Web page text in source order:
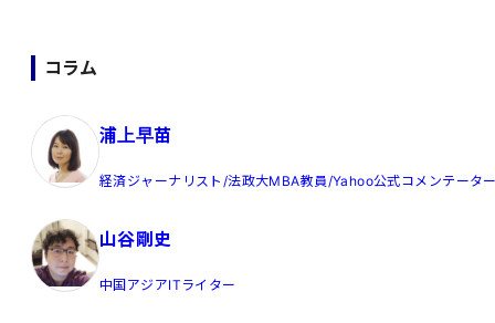
コラム
浦上早苗
経済ジャーナリスト/法政大MBA教員/Yahoo公式コメンテータ
山谷剛史
中国アジアITライター